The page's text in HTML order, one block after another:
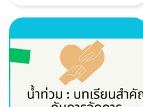
สังคม